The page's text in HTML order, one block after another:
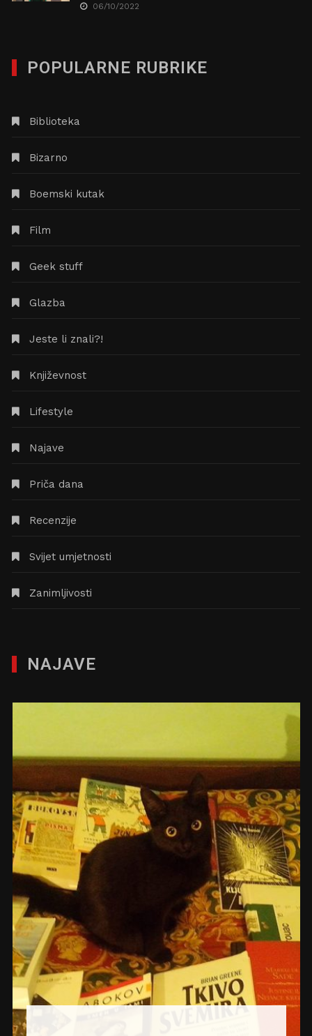
06/10/2022
POPULARNE RUBRIKE
Biblioteka
Bizarno
Boemski kutak
Film
Geek stuff
Glazba
Jeste li znali?!
Književnost
Lifestyle
Najave
Priča dana
Recenzije
Svijet umjetnosti
Zanimljivosti
NAJAVE